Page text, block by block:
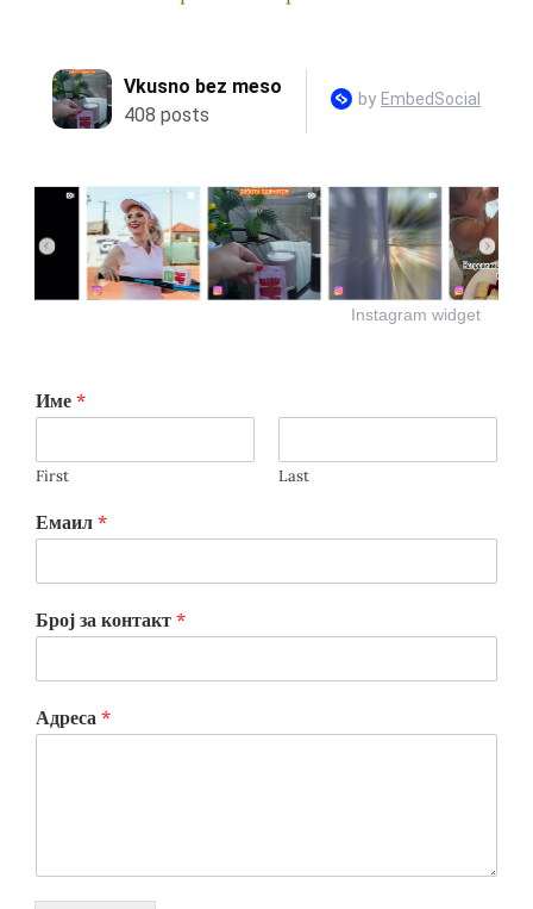
Instagram widget
Име *
First Last
Емаил *
Број за контакт *
Адреса *